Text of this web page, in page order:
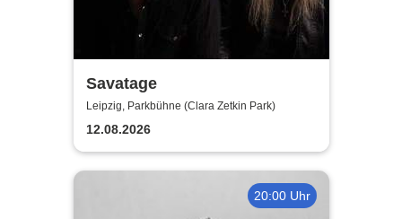
Savatage
Leipzig, Parkbühne (Clara Zetkin Park)
12.08.2026
20:00 Uhr